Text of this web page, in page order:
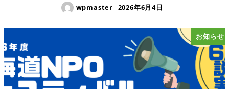
wpmaster 2026年6月4日
お知らせ